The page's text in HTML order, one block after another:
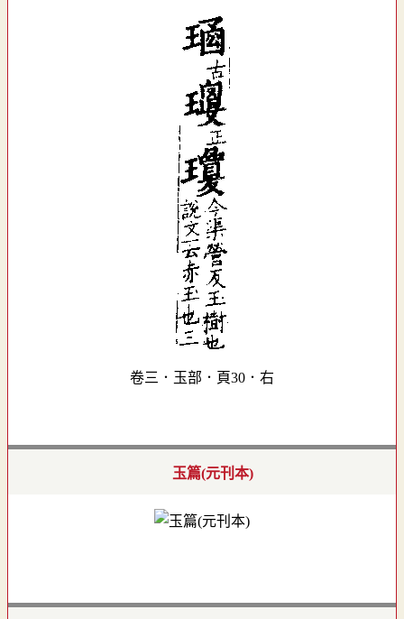
卷三．玉部．頁30．右
玉篇(元刊本)